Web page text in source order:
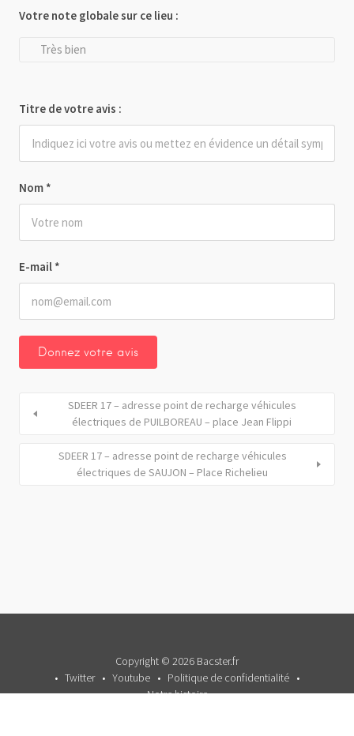
Nom *
E-mail *
Votre note globale sur ce lieu :
Très bien
Titre de votre avis :
SDEER 17 – adresse point de recharge véhicules
électriques de PUILBOREAU – place Jean Flippi
SDEER 17 – adresse point de recharge véhicules
électriques de SAUJON – Place Richelieu
Copyright © 2026 Bacster.fr
Twitter
Youtube
Politique de confidentialité
Notre histoire